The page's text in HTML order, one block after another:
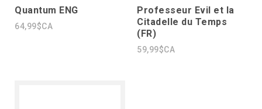
Quantum ENG
64,99$CA
Professeur Evil et la
Citadelle du Temps
(FR)
59,99$CA